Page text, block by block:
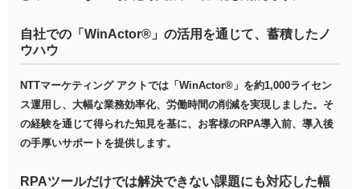
自社での「WinActor®」の活用を通じて、蓄積したノ
ウハウ
NTTマーケティング アクトでは「WinActor®」を約1,000ライセン
ス運用し、大幅な業務効率化、労働時間の削減を実現しました。そ
の経験を通じて得られた知見を基に、お客様のRPA導入前、導入後
の手厚いサポートを提供します。
RPAツールだけでは解決できない課題にも対応した幅